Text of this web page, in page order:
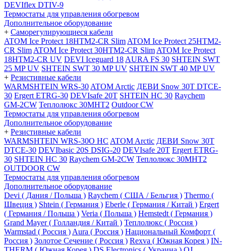
DEVIflex DTIV-9
Термостаты для управления обогревом
Дополнительное оборудование
+ Саморегулирующиеся кабели
ATOM Ice Protect 18HTM2-CR Slim ATOM Ice Protect 25HTM2-
CR Slim ATOM Ice Protect 30HTM2-CR Slim ATOM Ice Protect
18HTM2-CR UV DEVI Iceguard 18 AURA FS 30 SHTEIN SWT
25 MP UV SHTEIN SWT 30 MP UV SHTEIN SWT 40 MP UV
+ Резистивные кабели
WARMSHTEIN WRS-30 ATOM Arctic ДЕВИ Snow 30T DTCE-
30 Ergert ETRG-30 DEVIsafe 20T SHTEIN HC 30 Raychem
GM-2CW Теплолюкс 30МНТ2 Outdoor CW
Термостаты для управления обогревом
Дополнительное оборудование
+ Резистивные кабели
WARMSHTEIN WRS-30O HC ATOM Arctic ДЕВИ Snow 30T
DTCE-30 DEVIbasic 20S DSIG-20 DEVIsafe 20T Ergert ETRG-
30 SHTEIN HC 30 Raychem GM-2CW Теплолюкс 30МНТ2
OUTDOOR CW
Термостаты для управления обогревом
Дополнительное оборудование
Devi ( Дания / Польша ) Raychem ( США / Бельгия ) Thermo (
Швеция ) Shtein ( Германия ) Eberle ( Германия / Китай ) Ergert
( Германия / Польша ) Veria ( Польша ) Hemstedt ( Германия )
Grand Mayer ( Голландия / Китай ) Теплолюкс ( Россия )
Warmstad ( Россия ) Aura ( Россия ) Национальный Комфорт (
Россия ) Золотое Сечение ( Россия ) Rexva ( Южная Корея ) IN-